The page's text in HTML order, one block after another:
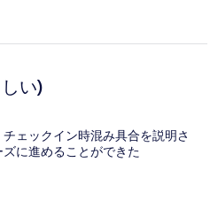
い)
ェックイン時混み具合を説明さ
に進めることができた